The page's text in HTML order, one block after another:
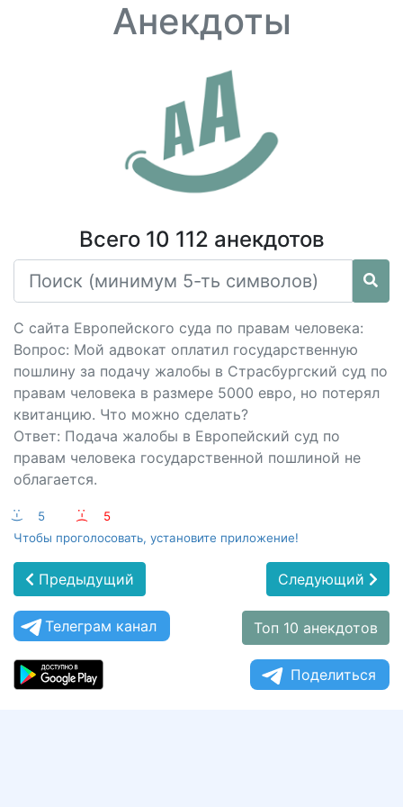
Анекдоты
Всего 10 112 анекдотов
С сайта Европейского суда по правам человека:
Вопрос: Мой адвокат оплатил государственную
пошлину за подачу жалобы в Страсбургский суд по
правам человека в размере 5000 евро, но потерял
квитанцию. Что можно сделать?
Ответ: Подача жалобы в Европейский суд по
правам человека государственной пошлиной не
облагается.
:-) 5 :-(
5
Чтобы проголосовать, установите приложение!
Предыдущий Следующий
Телеграм канал Топ 10 анекдотов
Поделиться